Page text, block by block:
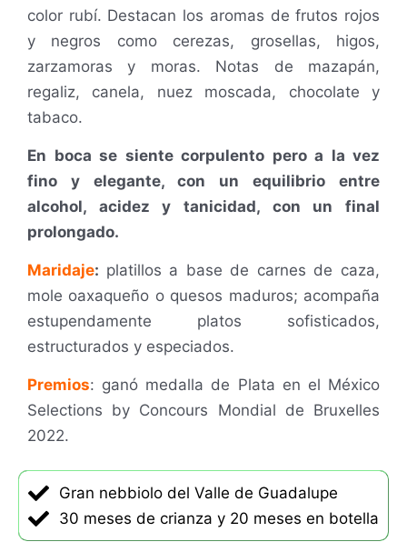
color rubí. Destacan los aromas de frutos rojos
y negros como cerezas, grosellas, higos,
zarzamoras y moras. Notas de mazapán,
regaliz, canela, nuez moscada, chocolate y
tabaco.
En boca se siente corpulento pero a la vez
fino y elegante, con un equilibrio entre
alcohol, acidez y tanicidad, con un final
prolongado.
Maridaje: platillos a base de carnes de caza,
mole oaxaqueño o quesos maduros; acompaña
estupendamente platos sofisticados,
estructurados y especiados.
Premios: ganó medalla de Plata en el México
Selections by Concours Mondial de Bruxelles
2022.
Gran nebbiolo del Valle de Guadalupe
30 meses de crianza y 20 meses en botella